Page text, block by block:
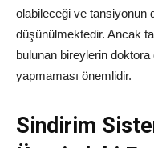
olabileceği ve tansiyonun
düşünülmektedir. Ancak
bulunan bireylerin
yapmaması önemlidir.
Sindirim